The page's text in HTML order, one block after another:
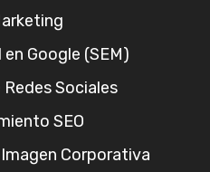
Google (SEM)
Sociales
SEO
Corporativa